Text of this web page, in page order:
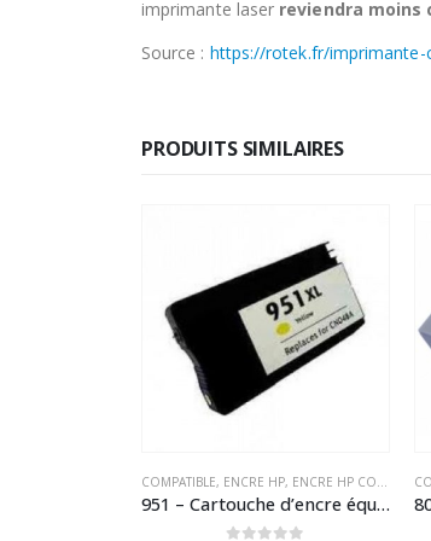
imprimante laser reviendra moins
Source : https://rotek.fr/
PRODUITS SIMILAIRES
COMPATIBLE, ENCRE HP, ENCRE HP COMPATIBLE
951 – Cartouche d’encre équivalent HP-951XL compatible CN048AE (HP951) Jaune XL